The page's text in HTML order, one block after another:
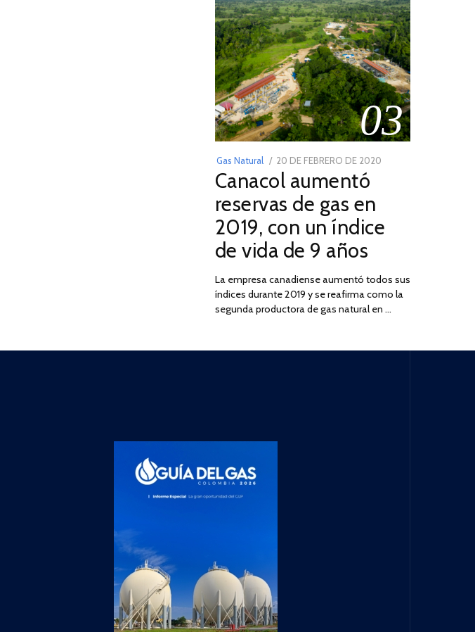
03
Gas Natural
POSTED
ON
20 DE FEBRERO DE 2020
2025
Canacol aumentó
reservas de gas en
2019, con un índice
de vida de 9 años
La empresa canadiense aumentó todos sus
índices durante 2019 y se reafirma como la
segunda productora de gas natural en …